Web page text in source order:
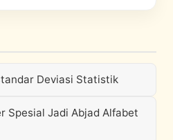
Deviasi Statistik
Spesial Jadi Abjad Alfabet